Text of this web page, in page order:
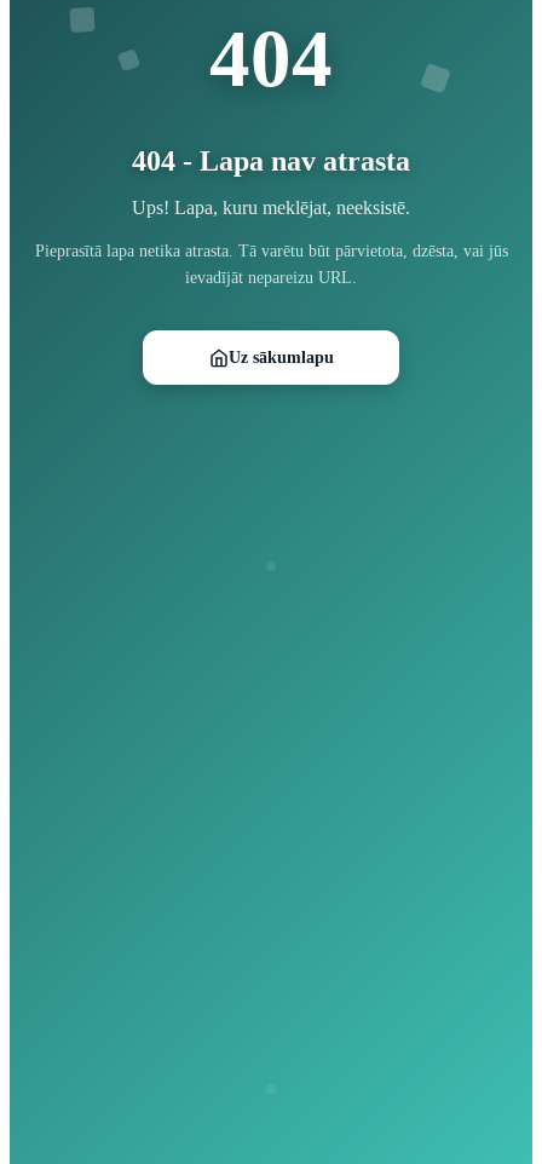
404
404 - Lapa nav atrasta
Ups! Lapa, kuru meklējat, neeksistē.
Pieprasītā lapa netika atrasta. Tā varētu būt pārvietota, dzēsta, vai jūs
ievadījāt nepareizu URL.
Uz sākumlapu